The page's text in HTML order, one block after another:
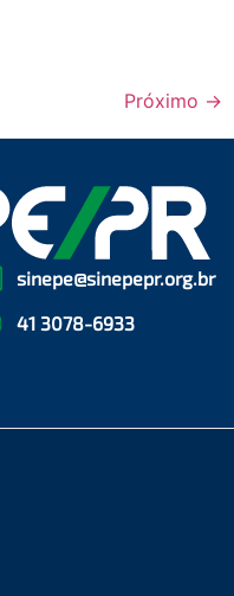
Próximo →
sinepe@sinepepr.org.br
41 3078-6933